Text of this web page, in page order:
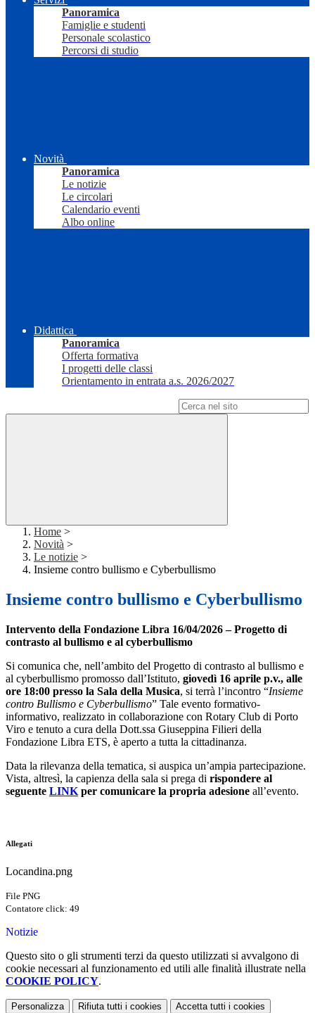
Panoramica
Famiglie e studenti
Personale scolastico
Percorsi di studio
Novità
Panoramica
Le notizie
Le circolari
Calendario eventi
Albo online
Didattica
Panoramica
Offerta formativa
I progetti delle classi
Orientamento in entrata a.s. 2026/2027
Home >
Novità >
Le notizie >
Insieme contro bullismo e Cyberbullismo
Insieme contro bullismo e Cyberbullismo
Intervento della Fondazione Libra 16/04/2026 – Progetto di
contrasto al bullismo e al cyberbullismo
Si comunica che, nell’ambito del Progetto di contrasto al bullismo e
al cyberbullismo promosso dall’Istituto, giovedì 16 aprile p.v., alle
ore 18:00 presso la Sala della Musica, si terrà l’incontro “Insieme
contro Bullismo e Cyberbullismo” Tale evento formativo-
informativo, realizzato in collaborazione con Rotary Club di Porto
Viro e tenuto a cura della Dott.ssa Giuseppina Filieri della
Fondazione Libra ETS, è aperto a tutta la cittadinanza.
Data la rilevanza della tematica, si auspica un’ampia partecipazione.
Vista, altresì, la capienza della sala si prega di rispondere al
seguente LINK per comunicare la propria adesione all’evento.
Allegati
Locandina.png
File PNG
Contatore click: 49
Notizie
Questo sito o gli strumenti terzi da questo utilizzati si avvalgono di
cookie necessari al funzionamento ed utili alle finalità illustrate nella
COOKIE POLICY.
Personalizza Rifiuta tutti i cookies Accetta tutti i cookies